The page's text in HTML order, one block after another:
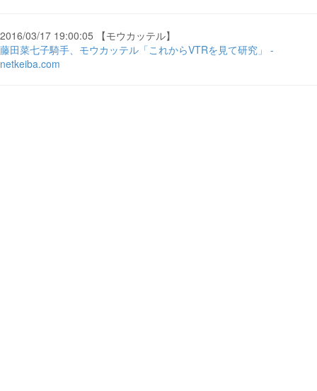
2016/03/17 19:00:05 【モウカッテル】
藤田菜七子騎手、モウカッテル「これからVTRを見て研究」 -
netkeiba.com